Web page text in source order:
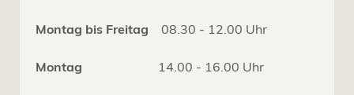
Montag bis Freitag 08.30 - 12.00 Uhr
Montag 14.00 - 16.00 Uhr